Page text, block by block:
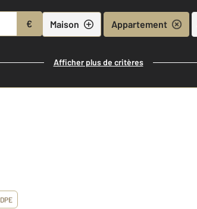
€ Maison Appartement
Afficher plus de critères
DPE